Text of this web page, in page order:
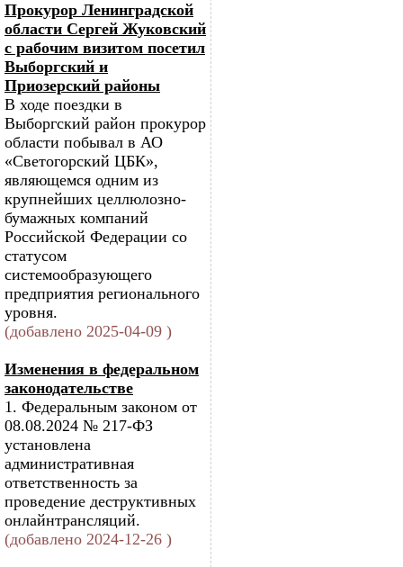
Прокурор Ленинградской
области Сергей Жуковский
с рабочим визитом посетил
Выборгский и
Приозерский районы
В ходе поездки в
Выборгский район прокурор
области побывал в АО
«Светогорский ЦБК»,
являющемся одним из
крупнейших целлюлозно-
бумажных компаний
Российской Федерации со
статусом
системообразующего
предприятия регионального
уровня.
(добавлено 2025-04-09 )
Изменения в федеральном
законодательстве
1. Федеральным законом от
08.08.2024 № 217-ФЗ
установлена
административная
ответственность за
проведение деструктивных
онлайнтрансляций.
(добавлено 2024-12-26 )